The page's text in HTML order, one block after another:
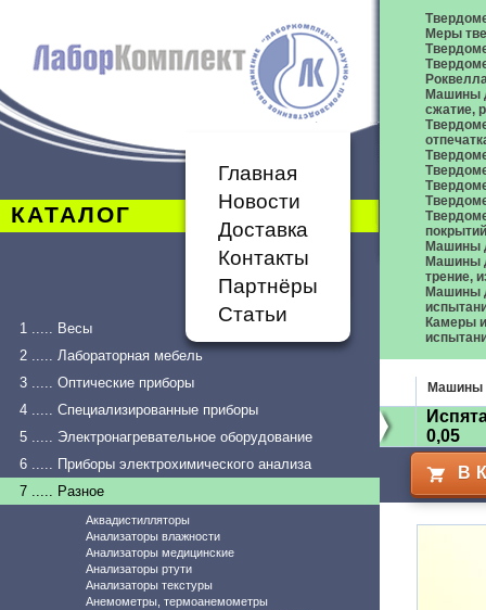
КАТАЛОГ
Главная
Новости
Доставка
Контакты
Партнёры
Статьи
1 ..... Весы
2 ..... Лабораторная мебель
3 ..... Оптические приборы
4 ..... Специализированные приборы
5 ..... Электронагревательное оборудование
6 ..... Приборы электрохимического анализа
7 ..... Разное
Аквадистилляторы
Анализаторы влажности
Анализаторы медицинские
Анализаторы ртути
Анализаторы текстуры
Анемометры, термоанемометры
Меры
Машины
сжатие,
покрытий
Машины
Машины
трение,
Машины
Камеры
Машины
0,05
В